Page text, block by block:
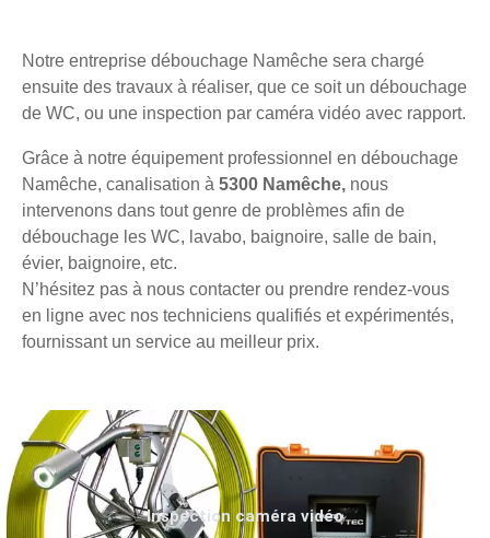
Notre entreprise débouchage Namêche sera chargé
ensuite des travaux à réaliser, que ce soit un débouchage
de WC, ou une inspection par caméra vidéo avec rapport.
Grâce à notre équipement professionnel en débouchage
Namêche, canalisation à 5300 Namêche, nous
intervenons dans tout genre de problèmes afin de
débouchage les WC, lavabo, baignoire, salle de bain,
évier, baignoire, etc.
N’hésitez pas à nous contacter ou prendre rendez-vous
en ligne avec nos techniciens qualifiés et expérimentés,
fournissant un service au meilleur prix.
Inspection caméra vidéo